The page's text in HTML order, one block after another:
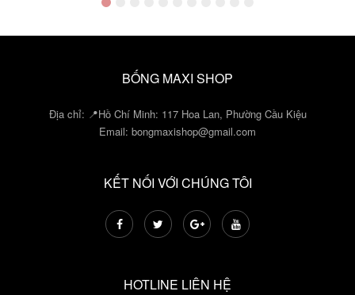
BỐNG MAXI SHOP
Địa chỉ: 📍Hồ Chí Minh: 117 Hoa Lan, Phường Cầu Kiệu
Email: bongmaxishop@gmail.com
KẾT NỐI VỚI CHÚNG TÔI
HOTLINE LIÊN HỆ